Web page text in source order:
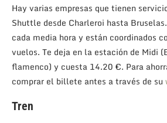
Hay varias empresas que tienen
Shuttle desde Charleroi hasta
cada media hora y están coordinados
vuelos. Te deja en la estación de Midi
flamenco) y cuesta 14.20 €. Para
comprar el billete antes a través de su
Tren